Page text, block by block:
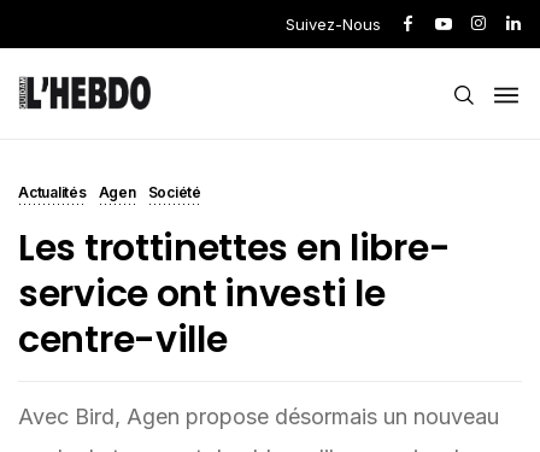
Suivez-Nous
Actualités Agen Société
Les trottinettes en libre-
service ont investi le
centre-ville
Avec Bird, Agen propose désormais un nouveau